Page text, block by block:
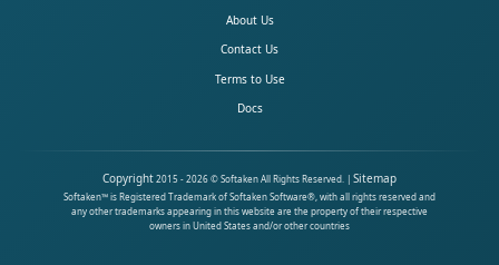
About Us
Contact Us
Terms to Use
Docs
Copyright2015 - 2026 © Softaken All Rights Reserved. | Sitemap
Softaken™ is Registered Trademark of Softaken Software®, with all rights reserved and
any other trademarks appearing in this website are the property of their respective
owners in United States and/or other countries